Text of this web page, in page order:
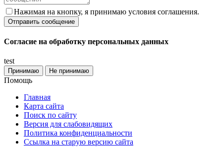
Нажимая на кнопку, я принимаю условия соглашения.
Согласие на обработку персональных данных
test
Принимаю Не принимаю
Помощь
Главная
Карта сайта
Поиск по сайту
Версия для слабовидящих
Политика конфиденциальности
Ссылка на старую версию сайта